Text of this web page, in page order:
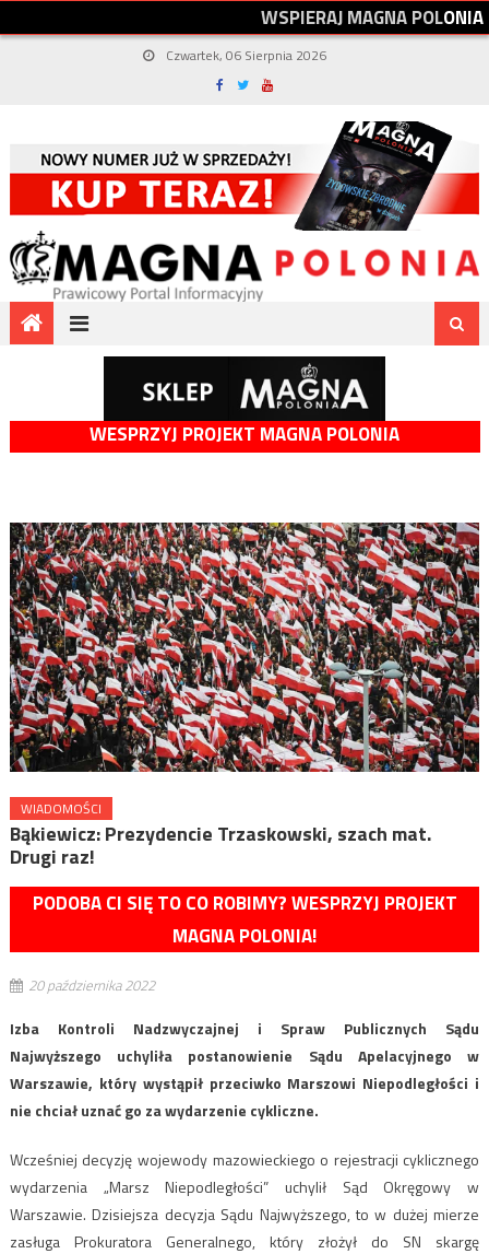
WSPIERAJMAGNAPOLONIA
Czwartek, 06 Sierpnia 2026
WESPRZYJ PROJEKT MAGNA POLONIA
WIADOMOŚCI
Bąkiewicz: Prezydencie ⁦⁦⁦Trzaskowski,⁩ szach mat.
Drugi raz!
PODOBA CI SIĘ TO CO ROBIMY? WESPRZYJ PROJEKT
MAGNA POLONIA!
20 października 2022
Izba Kontroli Nadzwyczajnej i Spraw Publicznych Sądu
Najwyższego uchyliła postanowienie Sądu Apelacyjnego w
Warszawie, który wystąpił przeciwko Marszowi Niepodległości i
nie chciał uznać go za wydarzenie cykliczne.
Wcześniej decyzję wojewody mazowieckiego o rejestracji cyklicznego
wydarzenia „Marsz Niepodległości” uchylił Sąd Okręgowy w
Warszawie. Dzisiejsza decyzja Sądu Najwyższego, to w dużej mierze
zasługa Prokuratora Generalnego, który złożył do SN skargę